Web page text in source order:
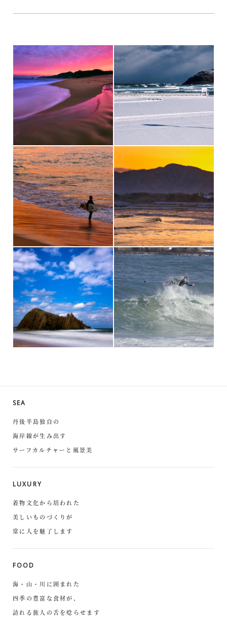
SEA
丹後半島独自の
海岸線が生み出す
サーフカルチャーと風景美
LUXURY
着物文化から培われた
美しいものづくりが
常に人を魅了します
FOOD
海・山・川に囲まれた
四季の豊富な食材が、
訪れる旅人の舌を唸らせます